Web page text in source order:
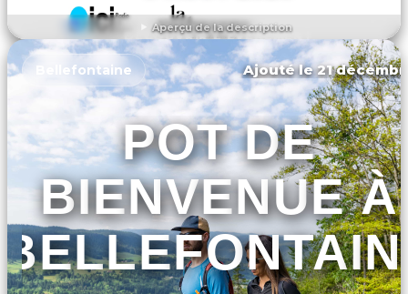
Aperçu de la description
DÉCOUVRIR L'ÉVÉNEMENT
Bellefontaine Ajouté le 21
POT DE
BIENVENUE À